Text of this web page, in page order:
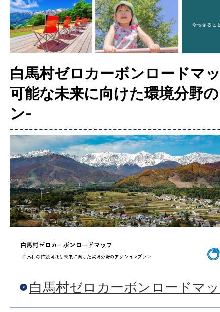
白馬村ゼロカーボンロードマ
可能な未来に向けた環境分野
ン-
白馬村ゼロカーボンロードマ